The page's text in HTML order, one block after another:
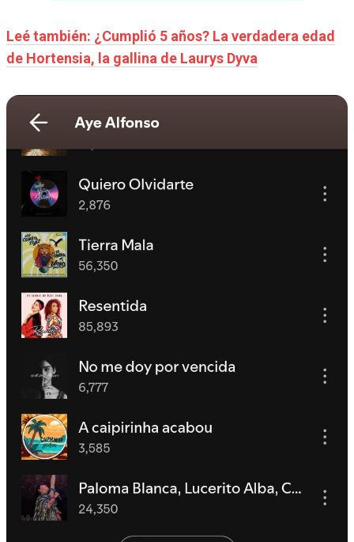
Leé también: ¿Cumplió 5 años? La verdadera edad
de Hortensia, la gallina de Laurys Dyva